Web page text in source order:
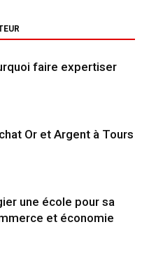
faire expertiser
Or et Argent à Tours
une école pour sa
et économie